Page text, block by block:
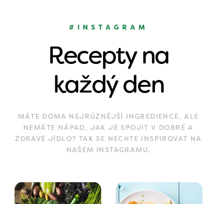
#INSTAGRAM
Recepty na
každý den
MÁTE DOMA NEJRŮZNĚJŠÍ INGREDIENCE, ALE
NEMÁTE NÁPAD, JAK JE SPOJIT V DOBRÉ A
ZDRAVÉ JÍDLO? TAK SE NECHTE INSPIROVAT NA
NAŠEM INSTAGRAMU.